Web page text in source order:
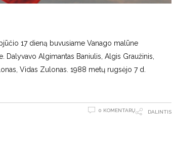
17 dieną buvusiame Vanago malūne
Dalyvavo Algimantas Baniulis, Algis Graužinis,
Vidas Zulonas. 1988 metų rugsėjo 7 d.
0 KOMENTARŲ DALINTIS